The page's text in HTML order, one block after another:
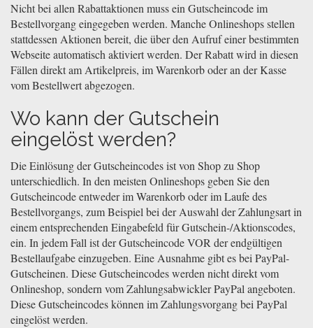
Nicht bei allen Rabattaktionen muss ein Gutscheincode im
Bestellvorgang eingegeben werden. Manche Onlineshops stellen
stattdessen Aktionen bereit, die über den Aufruf einer bestimmten
Webseite automatisch aktiviert werden. Der Rabatt wird in diesen
Fällen direkt am Artikelpreis, im Warenkorb oder an der Kasse
vom Bestellwert abgezogen.
Wo kann der Gutschein
eingelöst werden?
Die Einlösung der Gutscheincodes ist von Shop zu Shop
unterschiedlich. In den meisten Onlineshops geben Sie den
Gutscheincode entweder im Warenkorb oder im Laufe des
Bestellvorgangs, zum Beispiel bei der Auswahl der Zahlungsart in
einem entsprechenden Eingabefeld für Gutschein-/Aktionscodes,
ein. In jedem Fall ist der Gutscheincode VOR der endgültigen
Bestellaufgabe einzugeben. Eine Ausnahme gibt es bei PayPal-
Gutscheinen. Diese Gutscheincodes werden nicht direkt vom
Onlineshop, sondern vom Zahlungsabwickler PayPal angeboten.
Diese Gutscheincodes können im Zahlungsvorgang bei PayPal
eingelöst werden.